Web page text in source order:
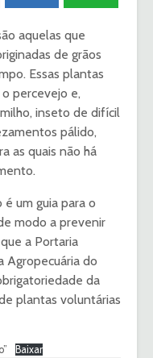
aquelas que
de grãos
Essas plantas
percevejo e,
inseto de difícil
pálido,
as quais não há
um guia para o
modo a prevenir
a Portaria
Agropecuária do
da
plantas voluntárias
Baixar